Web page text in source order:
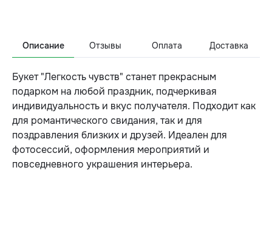
Описание Отзывы Оплата Доставка
Букет "Легкость чувств" станет прекрасным
подарком на любой праздник, подчеркивая
индивидуальность и вкус получателя. Подходит как
для романтического свидания, так и для
поздравления близких и друзей. Идеален для
фотосессий, оформления мероприятий и
повседневного украшения интерьера.